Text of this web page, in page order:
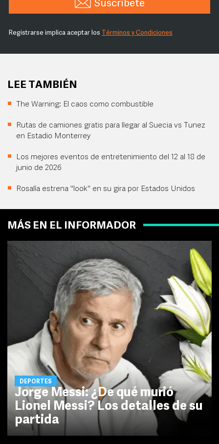
Suscríbete
Registrarse implica aceptar los Términos y Condiciones
LEE TAMBIÉN
The Warning: El caos como combustible
Rutas de camiones gratis para llegar al Suecia vs Tunez
en Estadio Monterrey
Los mejores eventos de entretenimiento del 12 al 18 de
junio de 2026
Rosalía estrena "look" en su gira por Estados Unidos
MÁS EN EL INFORMADOR
DEPORTES
Jorge Messi: ¿De qué murió
Lionel Messi? Los detalles de su
partida